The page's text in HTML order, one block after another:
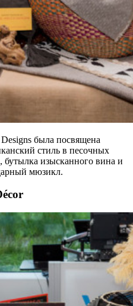
была посвящена
стиль в песочных
бутылка изысканного вина и
мюзикл.